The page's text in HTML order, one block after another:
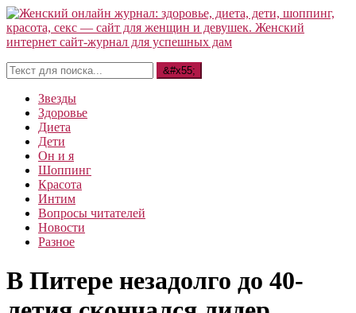
Звезды
Здоровье
Диета
Дети
Он и я
Шоппинг
Красота
Интим
Вопросы читателей
Новости
Разное
В Питере незадолго до 40-